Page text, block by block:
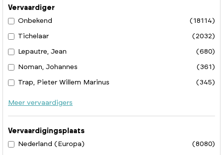
Vervaardiger
Onbekend
(18114)
Tichelaar (2032)
Lepautre, Jean (680)
Noman, Johannes (361)
Trap, Pieter Willem Marinus (345)
Meer vervaardigers
Vervaardigingsplaats
Nederland (Europa)
(8080)